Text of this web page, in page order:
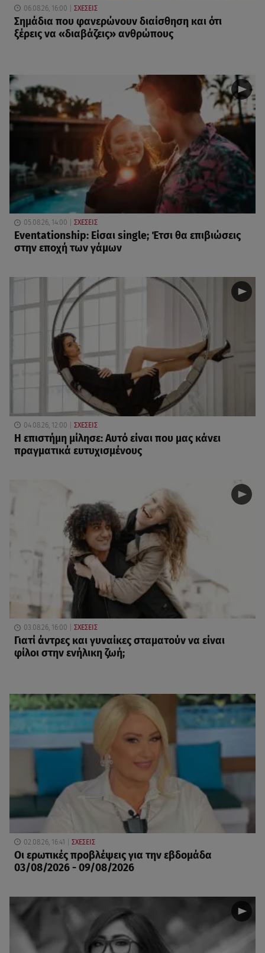
06.08.26, 16:00 ΣΧΕΣΕΙΣ
Σημάδια που φανερώνουν διαίσθηση και ότι
ξέρεις να «διαβάζεις» ανθρώπους
05.08.26, 14:00 ΣΧΕΣΕΙΣ
Eventationship: Είσαι single; Έτσι θα επιβιώσεις
στην εποχή των γάμων
04.08.26, 12:00 ΣΧΕΣΕΙΣ
Η επιστήμη μίλησε: Αυτό είναι που μας κάνει
πραγματικά ευτυχισμένους
03.08.26, 16:00 ΣΧΕΣΕΙΣ
Γιατί άντρες και γυναίκες σταματούν να είναι
φίλοι στην ενήλικη ζωή;
02.08.26, 16:41 ΣΧΕΣΕΙΣ
Οι ερωτικές προβλέψεις για την εβδομάδα
03/08/2026 - 09/08/2026